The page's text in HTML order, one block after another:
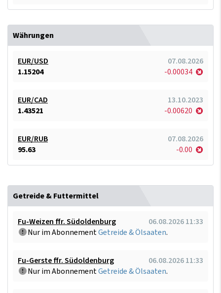
Währungen
EUR/USD
07.08.2026
1.15204
-0.00034
EUR/CAD
13.10.2023
1.43521
-0.00620
EUR/RUB
07.08.2026
95.63
-0.00
Getreide & Futtermittel
Fu-Weizen ffr. Südoldenburg
06.08.2026 11:33
Nur im AbonnementGetreide & Ölsaaten.
Fu-Gerste ffr. Südoldenburg
06.08.2026 11:33
Nur im AbonnementGetreide & Ölsaaten.